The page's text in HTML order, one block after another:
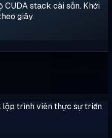
CUDA stack cài sẵn. Khởi
giây.
lập trình viên thực sự triển